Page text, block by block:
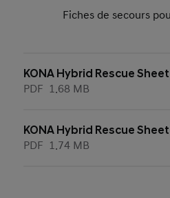
Fiches de secours
KONA Hybrid Rescue Sheet
PDF 1.68 MB
KONA Hybrid Rescue Sheet
PDF 1.74 MB